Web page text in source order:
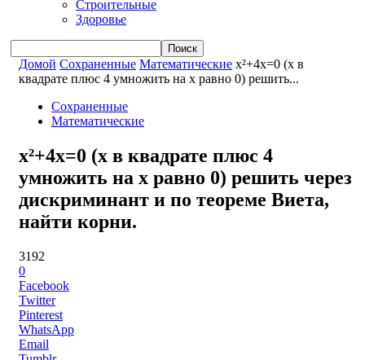
Строительные
Здоровье
Домой Сохраненные Математические x²+4x=0 (x в
квадрате плюс 4 умножить на x равно 0) решить...
Сохраненные
Математические
x²+4x=0 (x в квадрате плюс 4
умножить на x равно 0) решить через
дискриминант и по теореме Виета,
найти корни.
3192
0
Facebook
Twitter
Pinterest
WhatsApp
Email